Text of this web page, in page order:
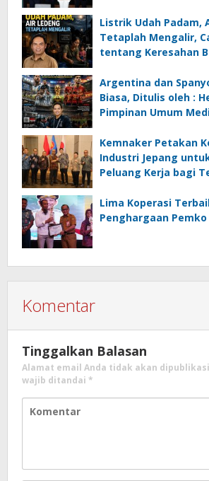
Listrik Udah Padam,
Tetaplah Mengalir,
tentang Keresahan
Ancaman
Rifai, SH
Argentina dan
Biasa, Ditulis oleh :
Pimpinan Umum
Kemnaker Petakan
Industri Jepang
Peluang Kerja bagi
Lima Koperasi
Penghargaan
Komentar
Tinggalkan Balasan
Alamat email Anda tidak akan
wajib ditandai *